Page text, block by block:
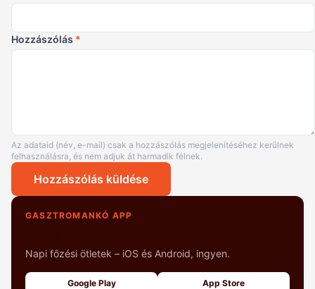
Hozzászólás *
Az adataid (név, e-mail) csak a hozzászólás megjelenítéséhez kerülnek
felhasználásra, és nem adjuk át harmadik félnek.
Hozzászólás küldése
GASZTROMANKÓ APP
Napi főzési ötletek – iOS és Android, ingyen.
Google Play App Store